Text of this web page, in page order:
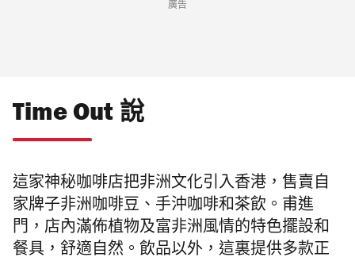
廣告
Time Out 說
這家神秘咖啡店把非洲文化引入香港，售賣自
家牌子非洲咖啡豆、手沖咖啡和茶飲。甫進
門，店內滿佈植物及富非洲風情的特色擺設和
餐具，舒適自然。飲品以外，這裏提供多款正